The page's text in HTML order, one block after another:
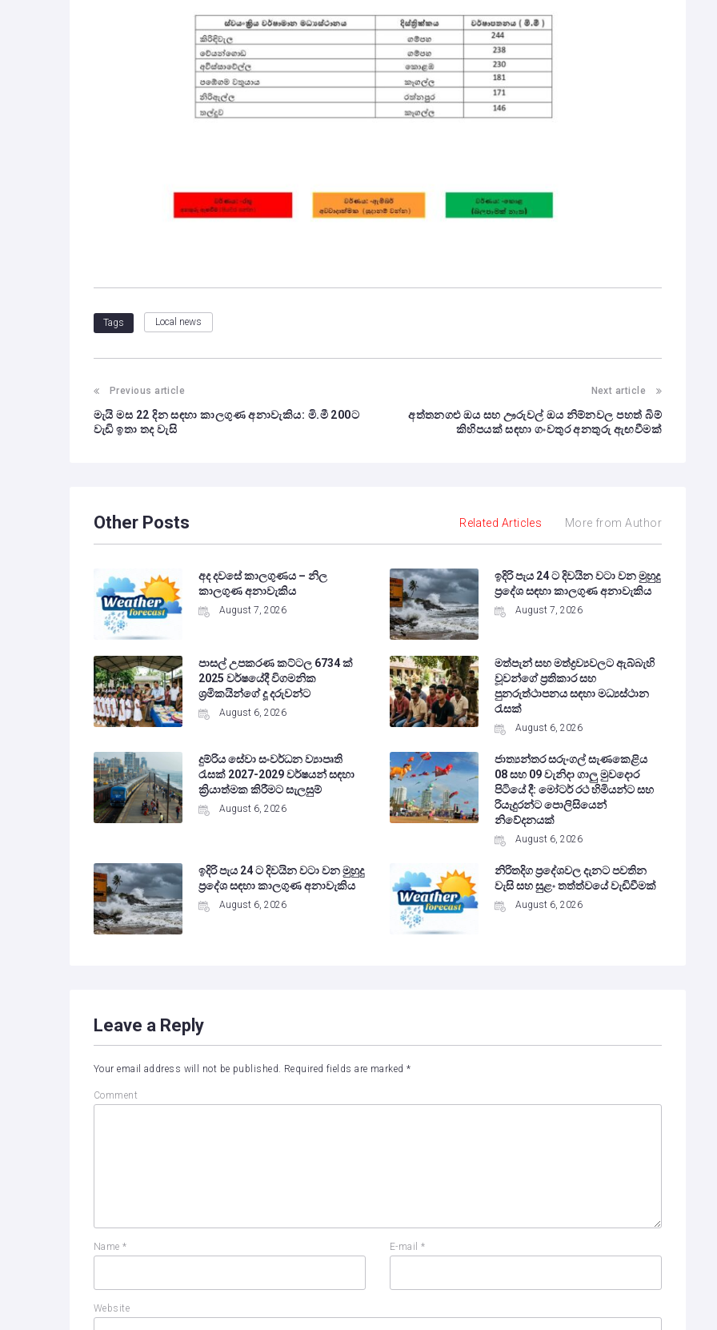
Tags Local news
Previous article
මැයි මස 22 දින සඳහා කාලගුණ අනාවැකිය: මි.මී 200ට
වැඩි ඉතා තද වැසි
Next article
අත්තනගළු ඔය සහ ඌරුවල් ඔය නිම්නවල පහත් බිම්
කිහිපයක් සඳහා ගංවතුර අනතුරු ඇඟවීමක්
Other Posts Related Articles More from Author
අද දවසේ කාලගුණය – නිල
කාලගුණ අනාවැකිය
August 7, 2026
ඉදිරි පැය 24 ට දිවයින වටා වන මුහුදු
ප්‍රදේශ සඳහා කාලගුණ අනාවැකිය
August 7, 2026
පාසල් උපකරණ කට්ටල 6734 ක්
2025 වර්ෂයේදී විගමනික
ශ්‍රමිකයින්ගේ දූ දරුවන්ට
August 6, 2026
මත්පැන් සහ මත්ද්‍රව්‍යවලට ඇබ්බැහි
වූවන්ගේ ප්‍රතිකාර සහ
පුනරුත්ථාපනය සඳහා මධ්‍යස්ථාන
රැසක්
August 6, 2026
දුම්රිය සේවා සංවර්ධන ව්‍යාපෘති
රැසක් 2027-2029 වර්ෂයන් සඳහා
ක්‍රියාත්මක කිරීමට සැලසුම්
August 6, 2026
ජාත්‍යන්තර සරුංගල් සැණකෙළිය
08 සහ 09 වැනිදා ගාලු මුවදොර
පිටියේ දී: මෝටර් රථ හිමියන්ට සහ
රියැදුරන්ට පොලිසියෙන්
නිවේදනයක්
August 6, 2026
ඉදිරි පැය 24 ට දිවයින වටා වන මුහුදු
ප්‍රදේශ සඳහා කාලගුණ අනාවැකිය
August 6, 2026
නිරිතදිග ප්‍රදේශවල දැනට පවතින
වැසි සහ සුළං තත්ත්වයේ වැඩිවීමක්
August 6, 2026
Leave a Reply
Your email address will not be published. Required fields are marked*
Comment
Name* E-mail*
Website